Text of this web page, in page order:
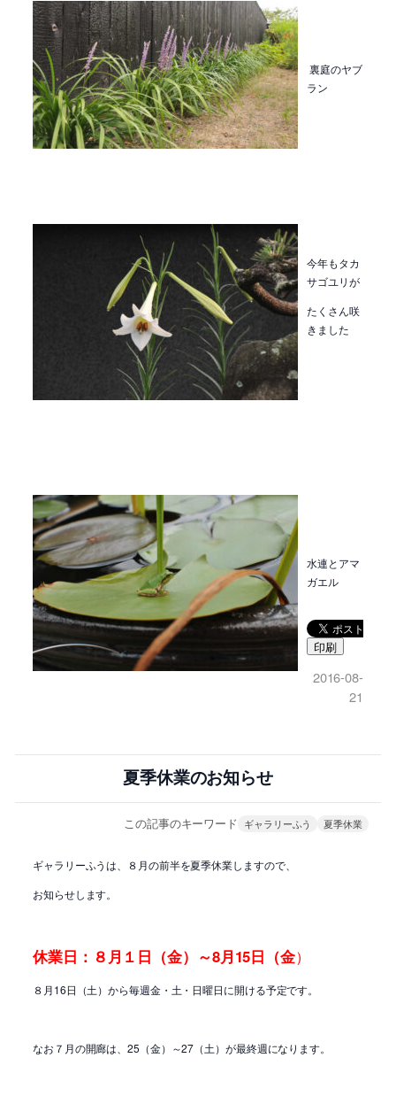
裏庭のヤブ
ラン
今年もタカ
サゴユリが
たくさん咲
きました
水連とアマ
ガエル
印刷
2016-08-
21
夏季休業のお知らせ
この記事のキーワード ギャラリーふう 夏季休業
ギャラリーふうは、８月の前半を夏季休業しますので、
お知らせします。
休業日：８月１日（金）～8月15日（金）
８月16日（土）から毎週金・土・日曜日に開ける予定です。
なお７月の開廊は、25（金）～27（土）が最終週になります。